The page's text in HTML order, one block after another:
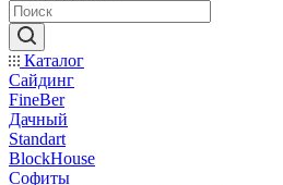
Каталог
Сайдинг
FineBer
Дачный
Standart
BlockHouse
Софиты